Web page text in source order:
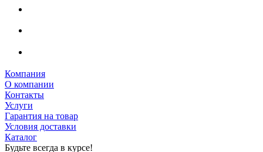
Компания
О компании
Контакты
Услуги
Гарантия на товар
Условия доставки
Каталог
Будьте всегда в курсе!